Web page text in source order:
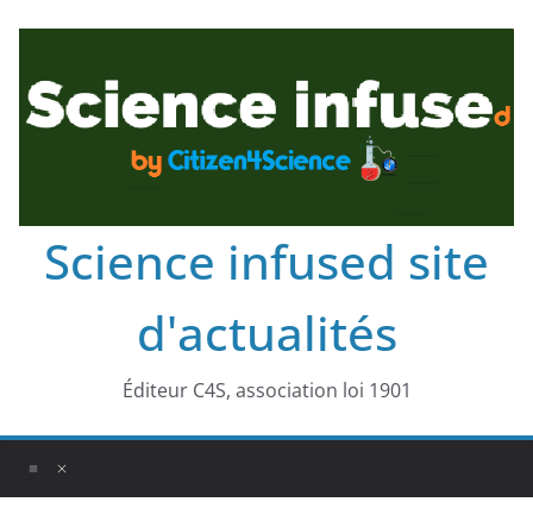
Science infused site
d'actualités
Éditeur C4S, association loi 1901